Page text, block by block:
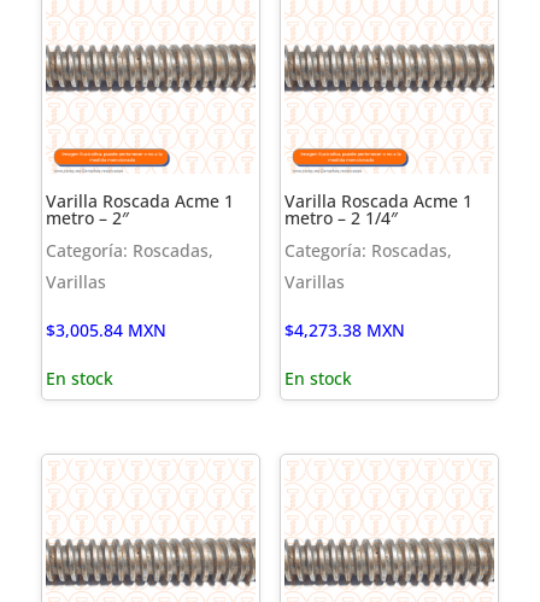
Varilla Roscada Acme 1
metro – 2″
Categoría: Roscadas,
Varillas
$3,005.84 MXN
En stock
Varilla Roscada Acme 1
metro – 2 1/4″
Categoría: Roscadas,
Varillas
$4,273.38 MXN
En stock